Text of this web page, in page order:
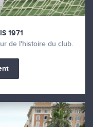
1971
de l'histoire du club.